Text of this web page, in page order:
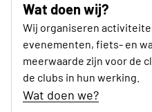
Wat doen wij?
Wij organiseren
evenementen, fiets- en
meerwaarde zijn voor de
de clubs in hun werking.
Wat doen we?